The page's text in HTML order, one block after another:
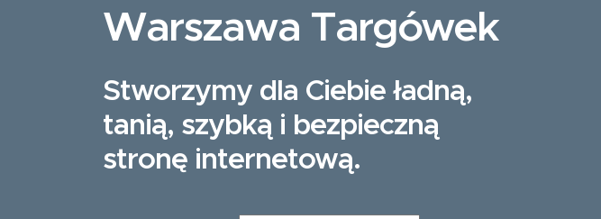
Warszawa Targówek
Stworzymy dla Ciebie ładną,
tanią, szybką i bezpieczną
stronę internetową.